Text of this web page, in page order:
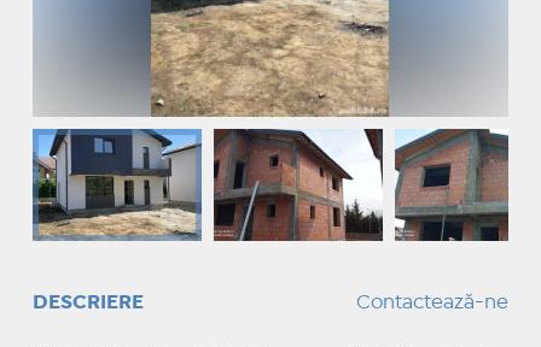
DESCRIERE Contactează-ne